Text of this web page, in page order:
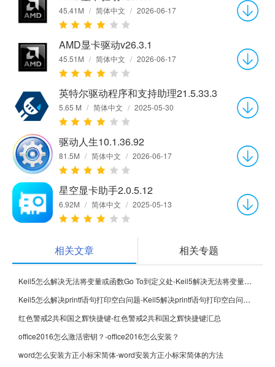
45.41M / 简体中文 / 2026-06-17
AMD显卡驱动v26.3.1
45.51M / 简体中文 / 2026-06-17
英特尔驱动程序和支持助理21.5.33.3
5.65 M / 简体中文 / 2025-05-30
驱动人生10.1.36.92
81.5M / 简体中文 / 2026-06-17
星空显卡助手2.0.5.12
6.92M / 简体中文 / 2025-05-13
相关文章 相关专题
Keil5怎么解决无法将变量或函数Go To到定义处-Keil5解决无法将变量或函数Go To到定义处的方法
Keil5怎么解决printf语句打印空白问题-Keil5解决printf语句打印空白问题的方法
红色警戒2共和国之辉快捷键-红色警戒2共和国之辉快捷键汇总
office2016怎么激活密钥？-office2016怎么安装？
word怎么安装方正小标宋简体-word安装方正小标宋简体的方法